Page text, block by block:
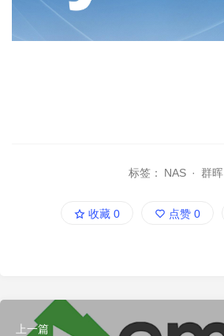
标签： NAS · 群晖
收藏 0 点赞 0
上一篇